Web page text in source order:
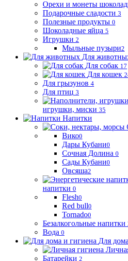
Орехи и монеты
Подарочные сладости 3
Полезные продукты 0
Шоколадные яйца 5
Игрушки 2
Мыльные пузыри2
Для
Для собак 17
Для кошек
Для грызунов 4
Для птиц 3
игрушки, миски 35
Напитки
Вико0
Дары Кубани0
Сочная Долина 0
Сады Кубани0
Овсяша2
напитки 0
Flesh0
Red bull0
Tornado0
Безалкогольные напитки
Вода 0
Для
Батарейки 2